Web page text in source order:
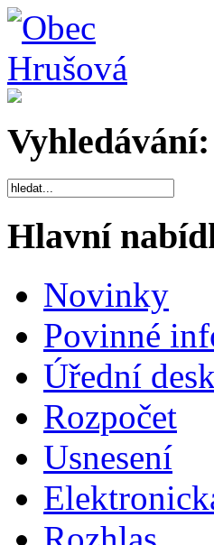
Vyhledávání:
Hlavní
Novinky
Povinné
Úřední
Rozpočet
Usnesení